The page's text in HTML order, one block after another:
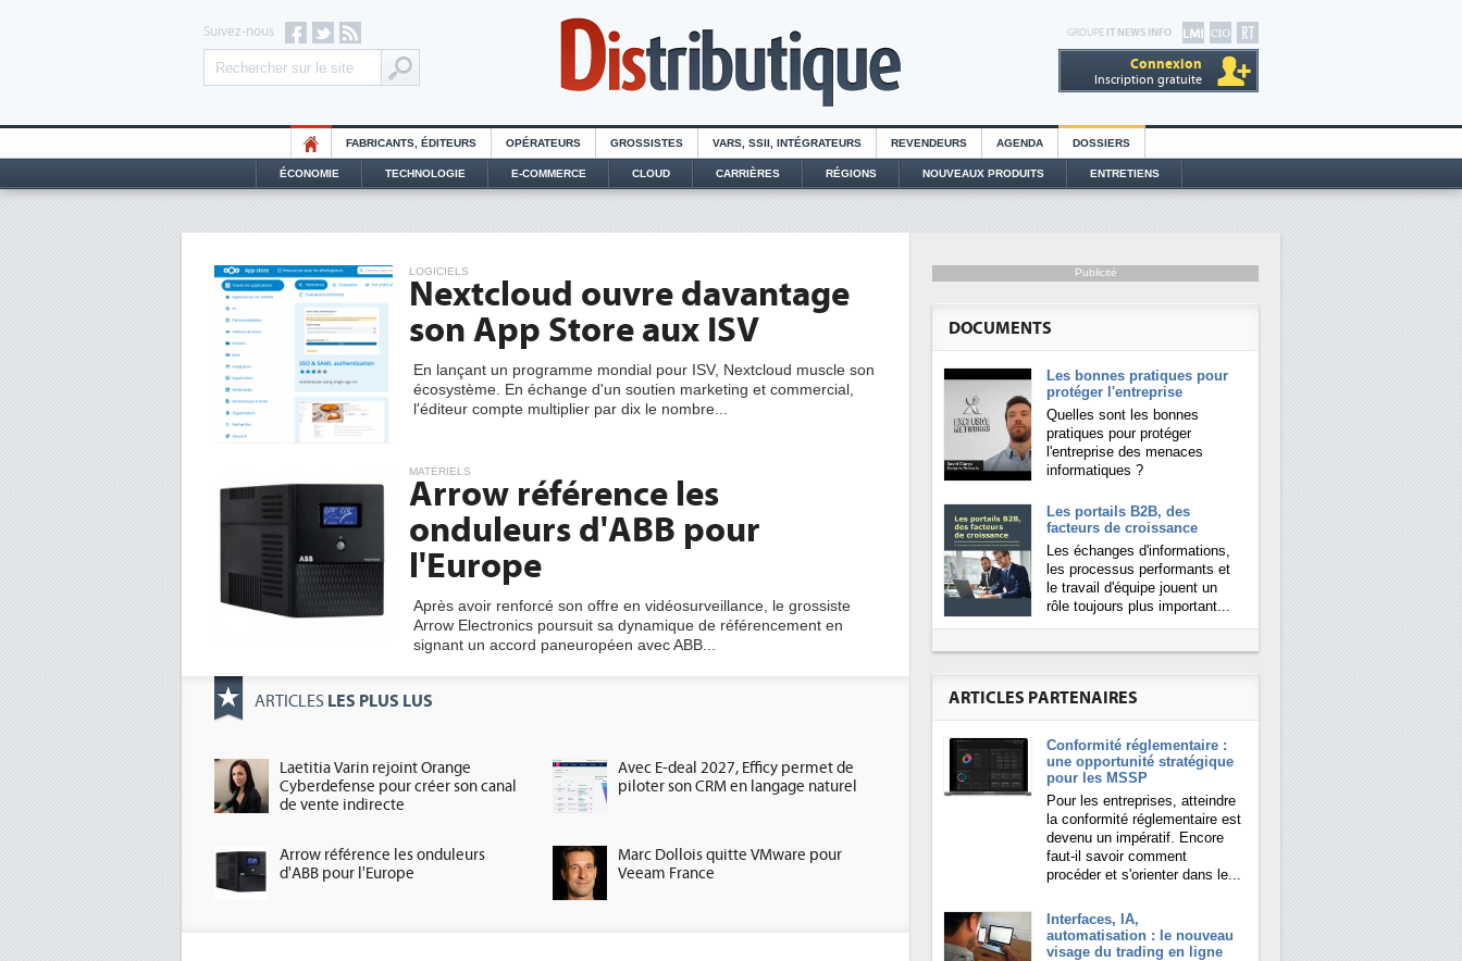
GROUPE IT NEWS INFO
Connexion
Inscription gratuite
Suivez-nous
FABRICANTS, ÉDITEURS OPÉRATEURS GROSSISTES VARS, SSII, INTÉGRATEURS REVENDEURS AGENDA DOSSIERS
ÉCONOMIE TECHNOLOGIE E-COMMERCE CLOUD CARRIÈRES RÉGIONS NOUVEAUX PRODUITS ENTRETIENS
LOGICIELS
Nextcloud ouvre davantage
son App Store aux ISV
En lançant un programme mondial pour ISV, Nextcloud muscle son
écosystème. En échange d'un soutien marketing et commercial,
l'éditeur compte multiplier par dix le nombre...
MATÉRIELS
Arrow référence les
onduleurs d'ABB pour
l'Europe
Après avoir renforcé son offre en vidéosurveillance, le grossiste
Arrow Electronics poursuit sa dynamique de référencement en
signant un accord paneuropéen avec ABB...
ARTICLES LES PLUS LUS
Laetitia Varin rejoint Orange
Cyberdefense pour créer son canal
de vente indirecte
Avec E-deal 2027, Efficy permet de
piloter son CRM en langage naturel
Arrow référence les onduleurs
d'ABB pour l'Europe
Marc Dollois quitte VMware pour
Veeam France
Publicité
DOCUMENTS
Les bonnes pratiques pour
protéger l'entreprise
Quelles sont les bonnes
pratiques pour protéger
l'entreprise des menaces
informatiques ?
Les portails B2B, des
facteurs de croissance
Les échanges d'informations,
les processus performants et
le travail d'équipe jouent un
rôle toujours plus important...
ARTICLES PARTENAIRES
Conformité réglementaire :
une opportunité stratégique
pour les MSSP
Pour les entreprises, atteindre
la conformité réglementaire est
devenu un impératif. Encore
faut-il savoir comment
procéder et s'orienter dans le...
Interfaces, IA,
automatisation : le nouveau
visage du trading en ligne